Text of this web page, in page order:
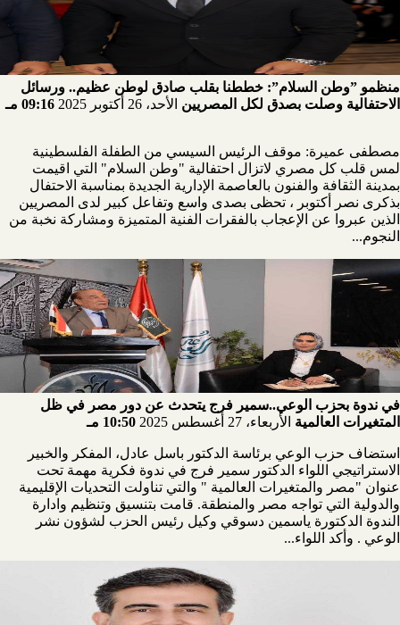
منظمو ”وطن السلام”: خططنا بقلب صادق لوطن عظيم.. ورسائل
الاحتفالية وصلت بصدق لكل المصريين الأحد، 26 أكتوبر 2025 09:16 مـ
مصطفى عميرة: موقف الرئيس السيسي من الطفلة الفلسطينية
لمس قلب كل مصري لاتزال احتفالية "وطن السلام" التي اقيمت
بمدينة الثقافة والفنون بالعاصمة الإدارية الجديدة بمناسبة الاحتفال
بذكرى نصر أكتوبر ، تحظى بصدى واسع وتفاعل كبير لدى المصريين
الذين عبروا عن الإعجاب بالفقرات الفنية المتميزة ومشاركة نخبة من
النجوم...
في ندوة بحزب الوعي..سمير فرج يتحدث عن دور مصر في ظل
المتغيرات العالمية الأربعاء، 27 أغسطس 2025 10:50 مـ
استضاف حزب الوعي برئاسة الدكتور باسل عادل، المفكر والخبير
الاستراتيجي اللواء الدكتور سمير فرج في ندوة فكرية مهمة تحت
عنوان "مصر والمتغيرات العالمية " والتي تناولت التحديات الإقليمية
والدولية التي تواجه مصر والمنطقة. قامت بتنسيق وتنظيم وادارة
الندوة الدكتورة ياسمين دسوقي وكيل رئيس الحزب لشؤون نشر
الوعي . وأكد اللواء...